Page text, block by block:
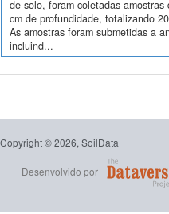
de solo, foram coletadas
cm de profundidade, totalizando
As amostras foram submetidas a
incluind...
Copyright © 2026, SoilData
Desenvolvido por